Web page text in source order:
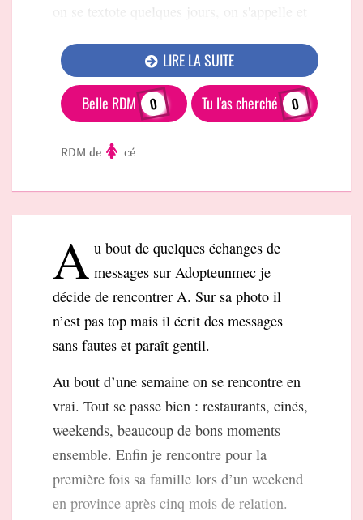
on se textote quelques jours, on s'appelle et
LIRE LA SUITE
Belle RDM 0 Tu l'as cherché 0
RDM de cé
A u bout de quelques échanges de
messages sur Adopteunmec je
décide de rencontrer A. Sur sa photo il
n’est pas top mais il écrit des messages
sans fautes et paraît gentil.
Au bout d’une semaine on se rencontre en
vrai. Tout se passe bien : restaurants, cinés,
weekends, beaucoup de bons moments
ensemble. Enfin je rencontre pour la
première fois sa famille lors d’un weekend
en province après cinq mois de relation.